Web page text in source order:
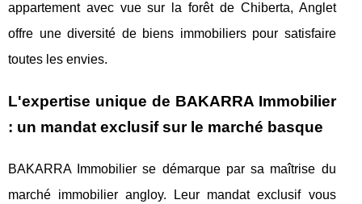
appartement avec vue sur la forêt de Chiberta, Anglet
offre une diversité de biens immobiliers pour satisfaire
toutes les envies.
L'expertise unique de BAKARRA Immobilier
: un mandat exclusif sur le marché basque
BAKARRA Immobilier se démarque par sa maîtrise du
marché immobilier angloy. Leur mandat exclusif vous